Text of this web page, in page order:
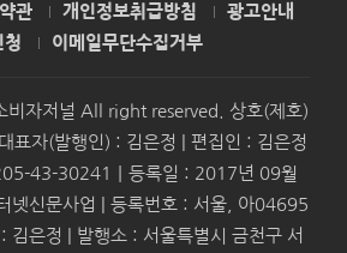
관 개인정보취급방침
광고안내
청
이메일무단수집거부
자저널 All right reserved. 상호(제호)
표자(발행인) : 김은정 | 편집인 : 김은정
43-30241｜등록일 : 2017년 09월
넷신문사업 | 등록번호 : 서울, 아04695
: 김은정 | 발행소 : 서울특별시 금천구 서